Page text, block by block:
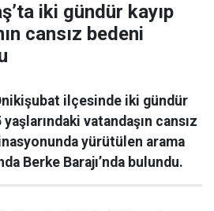
iki gündür kayıp
cansız bedeni
ilçesinde iki gündür
vatandaşın cansız
yürütülen arama
Berke Barajı’nda bulundu.